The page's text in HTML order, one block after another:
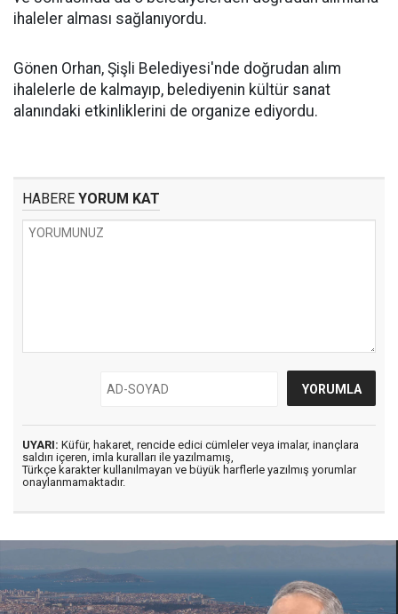
ihaleler alması sağlanıyordu.
Gönen Orhan, Şişli Belediyesi'nde doğrudan alım
ihalelerle de kalmayıp, belediyenin kültür sanat
alanındaki etkinliklerini de organize ediyordu.
HABERE YORUM KAT
UYARI: Küfür, hakaret, rencide edici cümleler veya imalar, inançlara
saldırı içeren, imla kuralları ile yazılmamış,
Türkçe karakter kullanılmayan ve büyük harflerle yazılmış yorumlar
onaylanmamaktadır.